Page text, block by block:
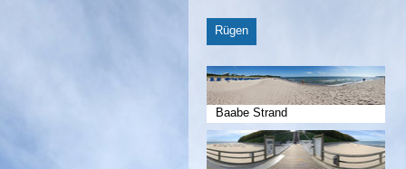
Rügen
Baabe Strand